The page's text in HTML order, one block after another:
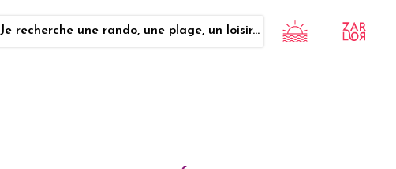
Je recherche une rando, une plage, un loisir...